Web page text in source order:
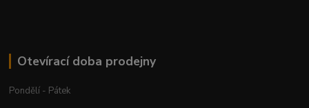
Otevírací doba prodejny
Pondělí - Pátek